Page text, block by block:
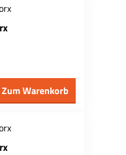
Zum Warenkorb